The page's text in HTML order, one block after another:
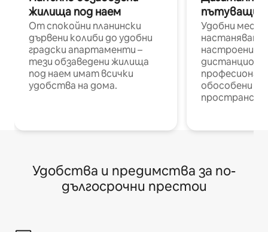
жилища под наем
От спокойни планински
дървени колиби до удобни
градски апартаменти –
тези обзаведени жилища
под наем имат всички
удобства на дома.
пътуващи
Удобни
настаняване
настроени и
обособени
Удобства и предимства за по-
дългосрочни престои